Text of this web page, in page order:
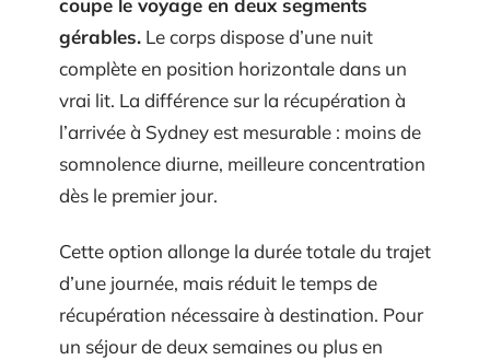
coupe le voyage en deux segments
gérables. Le corps dispose d’une nuit
complète en position horizontale dans un
vrai lit. La différence sur la récupération à
l’arrivée à Sydney est mesurable : moins de
somnolence diurne, meilleure concentration
dès le premier jour.
Cette option allonge la durée totale du trajet
d’une journée, mais réduit le temps de
récupération nécessaire à destination. Pour
un séjour de deux semaines ou plus en